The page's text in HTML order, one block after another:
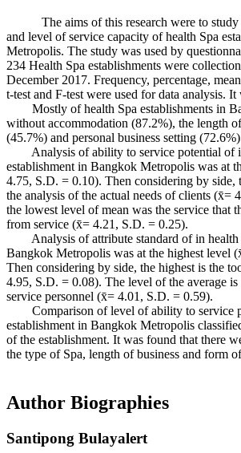
The aims of this research were to study
and level of service capacity of health Spa
Metropolis. The study was used by
234 Health Spa establishments were
December 2017. Frequency, percentage,
t-test and F-test were used for data analysis. It
Mostly of health Spa establishments in
without accommodation (87.2%), the length
(45.7%) and personal business setting
Analysis of ability to service potential of
establishment in Bangkok Metropolis was at
4.75, S.D. = 0.10). Then considering by side,
the analysis of the actual needs of clients (x̄=
the lowest level of mean was the service that
from service (x̄= 4.21, S.D. = 0.25).
Analysis of attribute standard of in health
Bangkok Metropolis was at the highest level
Then considering by side, the highest is the
4.95, S.D. = 0.08). The level of the average
service personnel (x̄= 4.01, S.D. = 0.59).
Comparison of level of ability to service
establishment in Bangkok Metropolis
of the establishment. It was found that there
the type of Spa, length of business and form
Author Biographies
Santipong Bulayalert